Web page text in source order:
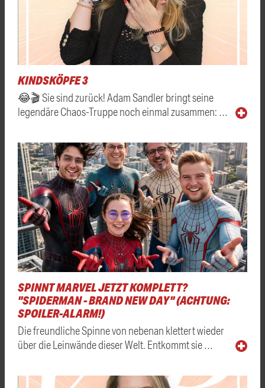
KINDSKÖPFE 3
😂🎬 Sie sind zurück! Adam Sandler bringt seine
legendäre Chaos-Truppe noch einmal zusammen: …
SPINNT MARVEL JETZT KOMPLETT?
"SPIDERMAN - BRAND NEW DAY" (ACHTUNG:
SPOILER-ALARM!)
Die freundliche Spinne von nebenan klettert wieder
über die Leinwände dieser Welt. Entkommt sie …